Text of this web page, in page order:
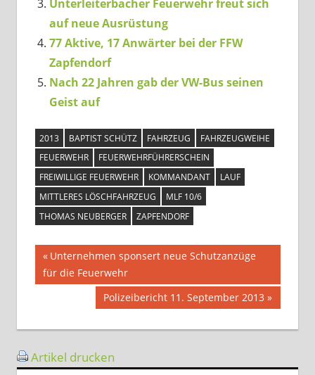
Unterleiterbacher Feuerwehr freut sich
auf neue Ausrüstung
77 Aktive, 17 Anwärter bei der FFW
Zapfendorf
Nach 22 Jahren gab der VW-Bus seinen
Geist auf
2013 BAPTIST SCHÜTZ FAHRZEUG
FAHRZEUGWEIHE
FEUERWEHR
FEUERWEHRFÜHRERSCHEIN
FREIWILLIGE FEUERWEHR
KOMMANDANT
LAUF
MITTLERES LÖSCHFAHRZEUG
MLF 10/6
THOMAS NEUBERGER
ZAPFENDORF
Beitragsnavigation
Vorheriger
Beitrag:
Unternehmen sponsert neue Schutzanzüge
für die Feuerwehr
Nächster
Beitrag:
Polizeibericht 11. September 2013
Artikel drucken